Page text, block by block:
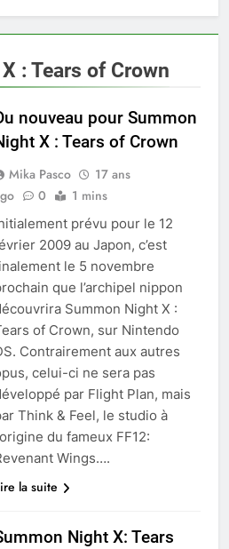
: Tears of Crown
nouveau pour Summon
X : Tears of Crown
Mika Pasco
17 ans
0 1 mins
prévu pour le 12
2009 au Japon, c’est
le 5 novembre
que l’archipel nippon
Summon Night X :
of Crown, sur Nintendo
Contrairement aux autres
celui-ci ne sera pas
par Flight Plan, mais
Think & Feel, le studio à
du fameux FF12:
Wings….
la suite
Night X: Tears